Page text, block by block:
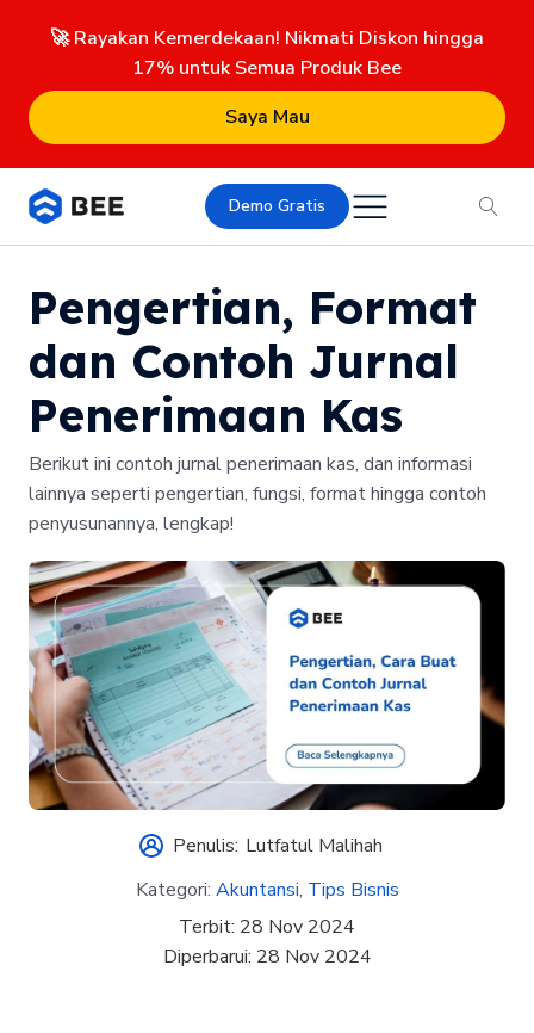
🚀 Rayakan Kemerdekaan! Nikmati Diskon hingga
17% untuk Semua Produk Bee
Saya Mau
Demo Gratis
Pengertian, Format
dan Contoh Jurnal
Penerimaan Kas
Berikut ini contoh jurnal penerimaan kas, dan informasi
lainnya seperti pengertian, fungsi, format hingga contoh
penyusunannya, lengkap!
Penulis: Lutfatul Malihah
Kategori: Akuntansi, Tips Bisnis
Terbit: 28 Nov 2024
Diperbarui: 28 Nov 2024